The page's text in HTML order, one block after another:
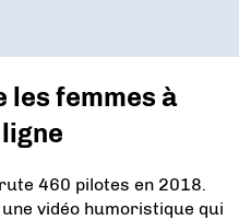
les femmes à
460 pilotes en 2018.
vidéo humoristique qui